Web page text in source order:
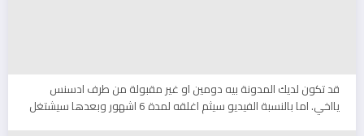
قد تكون لديك المدونة بيه دومين او غير مقبولة من طرف ادسنس
يااخي. اما بالنسبة الفيديو سيثم اغلقه لمدة 6 اشهور وبعدها سيشتغل